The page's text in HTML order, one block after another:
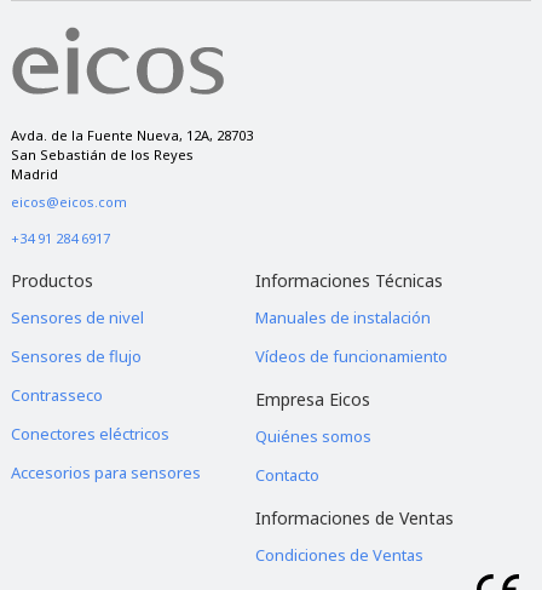
nuestro grupo si nos das tu consentimiento y nunca a empresas
ajenas al mismo. Tienes derecho a acceder, rectificar y suprimir los
datos, así como a otros derechos, como se explica en nuestra política
de privacidad.
Avda. de la Fuente Nueva, 12A, 28703
San Sebastián de los Reyes
Madrid
eicos@eicos.com
+34 91 284 6917
Productos
Sensores de nivel
Sensores de flujo
Contrasseco
Conectores eléctricos
Accesorios para sensores
Informaciones Técnicas
Manuales de instalación
Vídeos de funcionamiento
Empresa Eicos
Quiénes somos
Contacto
Informaciones de Ventas
Condiciones de Ventas